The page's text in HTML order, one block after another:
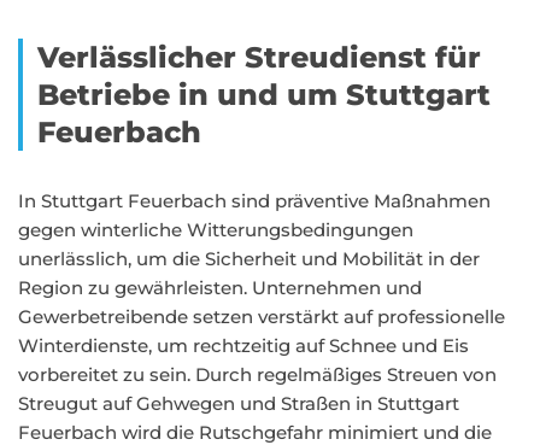
Verlässlicher Streudienst für
Betriebe in und um Stuttgart
Feuerbach
In Stuttgart Feuerbach sind präventive Maßnahmen
gegen winterliche Witterungsbedingungen
unerlässlich, um die Sicherheit und Mobilität in der
Region zu gewährleisten. Unternehmen und
Gewerbetreibende setzen verstärkt auf professionelle
Winterdienste, um rechtzeitig auf Schnee und Eis
vorbereitet zu sein. Durch regelmäßiges Streuen von
Streugut auf Gehwegen und Straßen in Stuttgart
Feuerbach wird die Rutschgefahr minimiert und die